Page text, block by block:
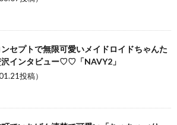
セプトで無限可愛いメイドロイドちゃんた
沢インタビュー♡♡「NAVY2」
投稿）